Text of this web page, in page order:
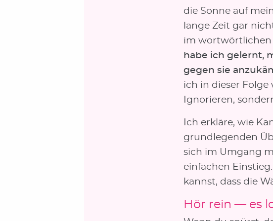
die Sonne auf
lange Zeit gar
im wortwörtlichen
habe ich gelernt,
gegen sie
ich in dieser
Ignorieren,
Ich erkläre, wie
grundlegenden
sich im Umgang
einfachen
kannst, dass die
Hör rein — es